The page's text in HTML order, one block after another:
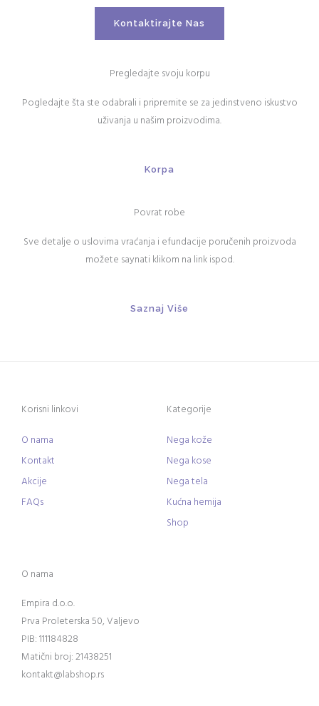
Kontaktirajte Nas
Pregledajte svoju korpu
Pogledajte šta ste odabrali i pripremite se za jedinstveno iskustvo
uživanja u našim proizvodima.
Korpa
Povrat robe
Sve detalje o uslovima vraćanja i efundacije poručenih proizvoda
možete saynati klikom na link ispod.
Saznaj Više
Korisni linkovi
O nama
Kontakt
Akcije
FAQs
Kategorije
Nega kože
Nega kose
Nega tela
Kućna hemija
Shop
O nama
Empira d.o.o.
Prva Proleterska 50, Valjevo
PIB: 111184828
Matični broj: 21438251
kontakt@labshop.rs